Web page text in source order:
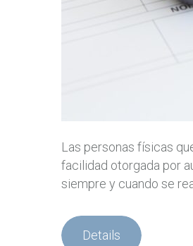
Las personas físicas
facilidad otorgada por
siempre y cuando se
Details